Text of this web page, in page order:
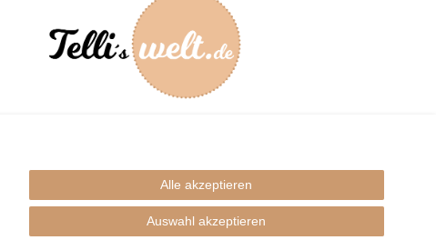
Impressum
Alle akzeptieren
Auswahl akzeptieren